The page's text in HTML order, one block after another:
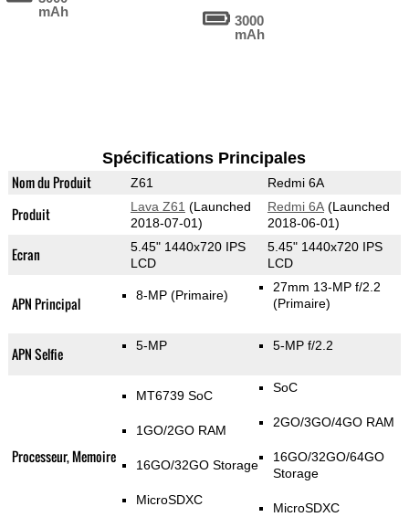
mAh
3000
mAh
Spécifications Principales
Nom du Produit Z61 Redmi 6A
Produit Lava Z61 (Launched
2018-07-01)
Redmi 6A(Launched
2018-06-01)
Ecran
5.45" 1440x720 IPS
LCD
5.45" 1440x720 IPS
LCD
APN Principal 8-MP (Primaire)
27mm 13-MP f/2.2
(Primaire)
APN Selfie 5-MP 5-MP f/2.2
Processeur, Memoire
MT6739 SoC
1GO/2GO RAM
16GO/32GO Storage
MicroSDXC
SoC
2GO/3GO/4GO RAM
16GO/32GO/64GO
Storage
MicroSDXC